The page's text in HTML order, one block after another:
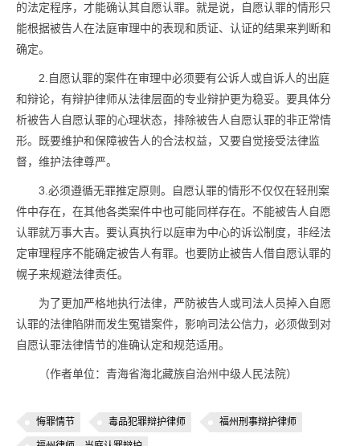
的法定程序，才能确认其自愿认罪。就是说，自愿认罪的情形只
能根据被告人在法庭审理中的表现和质证、认证的结果来判断和
确定。
2.自愿认罪的案件在审理中必须要有公诉人或自诉人的出庭
和辩论，有辩护律师从法律层面的专业辩护更为稳妥。要具体分
析被告人自愿认罪的心理状态，排除被告人自愿认罪的非正常情
形。既要维护和保障被告人的合法权益，又要自觉接受法律监
督，维护法律尊严。
3.必须遵循无罪推定原则。自愿认罪的情形不仅仅在轻刑案
件中存在，在其他各类案件中也可能同样存在。不能被告人自愿
认罪就万事大吉。要认真执行以庭审为中心的诉讼制度，非经法
定审理程序不能确定被告人有罪。也要防止被告人借自愿认罪的
幌子来规避法律责任。
为了更加严格地执行法律，严防被告人或司法人员掉入自愿
认罪的法律陷阱而发生冤错案件，影响司法公信力，必须做到对
自愿认罪法律情节的准确认定和规范适用。
（作者单位：青海省海北藏族自治州中级人民法院）
悔罪情节 毒品犯罪辩护律师 福州刑事辩护律师